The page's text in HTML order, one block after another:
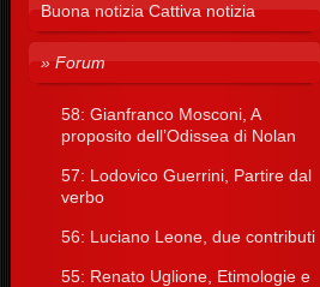
Buona notizia Cattiva notizia
Forum
58: Gianfranco Mosconi, A
proposito dell’Odissea di Nolan
57: Lodovico Guerrini, Partire dal
verbo
56: Luciano Leone, due contributi
55: Renato Uglione, Etimologie e